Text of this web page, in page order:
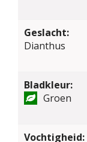
Geslacht:
Dianthus
Bladkleur:
Groen
Vochtigheid: